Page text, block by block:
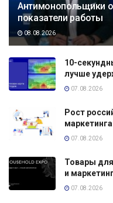
Антимонопольщики
показатели работы
08.08.2026
10-
лучше
07.08.2026
Рост
07.08.2026
Товары
и
07.08.2026